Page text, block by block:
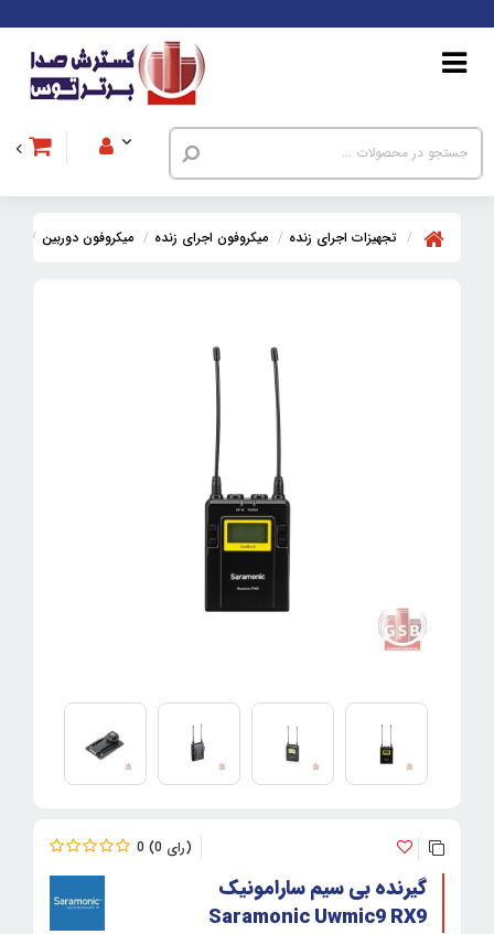
تجهیزات اجرای زنده میکروفون اجرای زنده میکروفون دوربین
0 0
گیرنده بی سیم سارامونیک
Saramonic Uwmic9 RX9